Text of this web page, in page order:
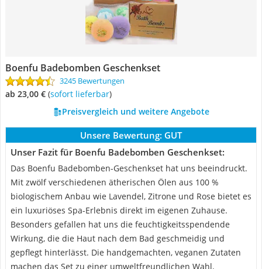
Boenfu Badebomben Geschenkset
3245 Bewertungen
ab 23,00 € ( Sofort lieferbar)
Preisvergleich und weitere Angebote
Unsere Bewertung: GUT
Unser Fazit für Boenfu Badebomben Geschenkset:
Das Boenfu Badebomben-Geschenkset hat uns beeindruckt.
Mit zwölf verschiedenen ätherischen Ölen aus 100 %
biologischem Anbau wie Lavendel, Zitrone und Rose bietet es
ein luxuriöses Spa-Erlebnis direkt im eigenen Zuhause.
Besonders gefallen hat uns die feuchtigkeitsspendende
Wirkung, die die Haut nach dem Bad geschmeidig und
gepflegt hinterlässt. Die handgemachten, veganen Zutaten
machen das Set zu einer umweltfreundlichen Wahl.